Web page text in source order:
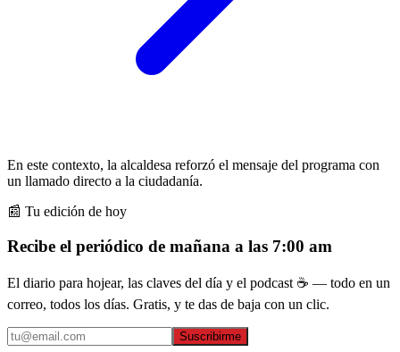
En este contexto, la alcaldesa reforzó el mensaje del programa con
un llamado directo a la ciudadanía.
📰 Tu edición de hoy
Recibe el periódico de mañana a las 7:00 am
El diario para hojear, las claves del día y el podcast ☕ — todo en un
correo, todos los días. Gratis, y te das de baja con un clic.
Suscribirme